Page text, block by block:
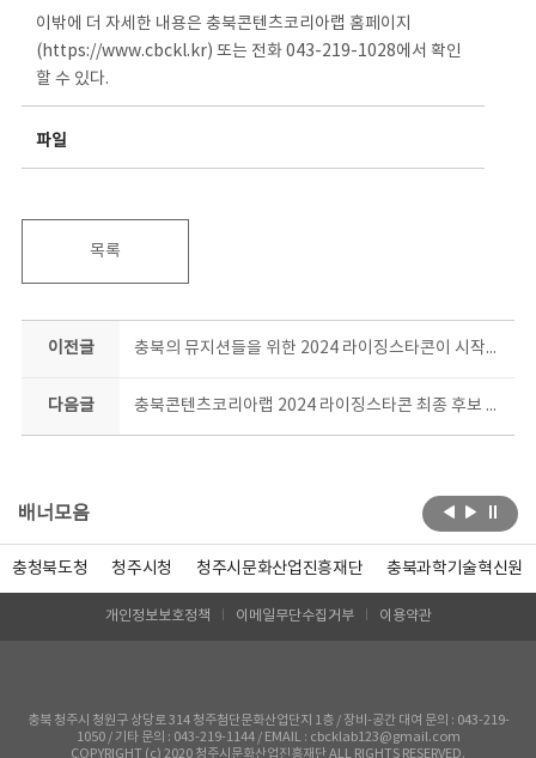
이밖에 더 자세한 내용은 충북콘텐츠코리아랩 홈페이지
(https://www.cbckl.kr) 또는 전화 043-219-1028에서 확인
할 수 있다.
파일
목록
이전글 충북의 뮤지션들을 위한 2024 라이징스타콘이 시작됐다!
다음글 충북콘텐츠코리아랩 2024 라이징스타콘 최종 후보 TOP5! 슈퍼주니어 등과 호흡맞춘 유명 프로듀서와 공동작업 돌입
배너모음
충청북도청 청주시청 청주시문화산업진흥재단 충북과학기술혁신원
개인정보보호정책 이메일무단수집거부 이용약관
충북 청주시 청원구 상당로 314 청주첨단문화산업단지 1층 / 장비-공간 대여 문의 : 043-219-
1050 / 기타 문의 : 043-219-1144 / EMAIL : cbcklab123@gmail.com
COPYRIGHT (c) 2020 청주시문화산업진흥재단 ALL RIGHTS RESERVED.